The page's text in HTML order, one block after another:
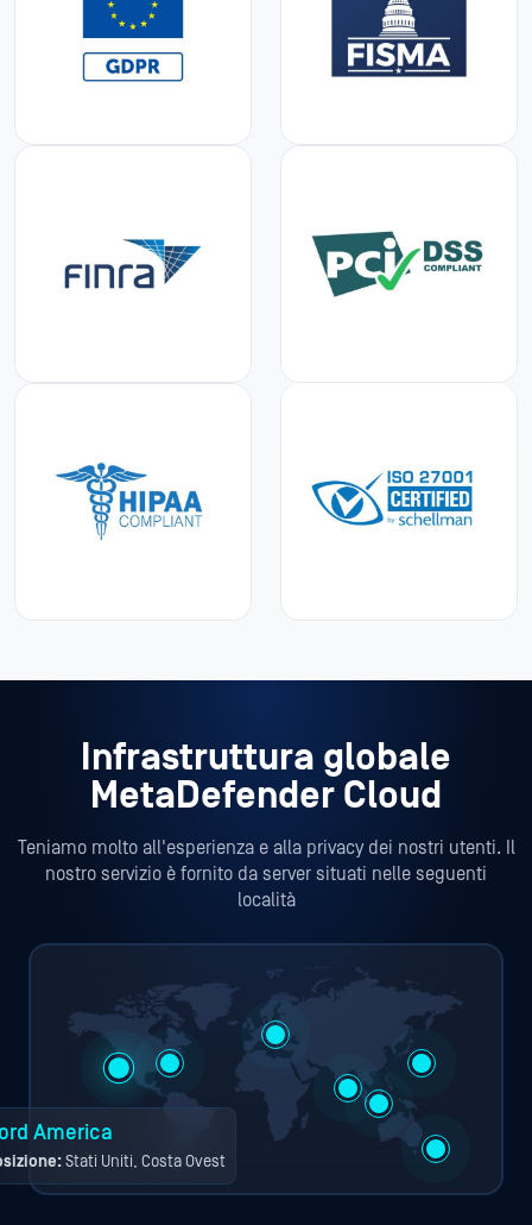
Infrastruttura globale
MetaDefender Cloud
Teniamo molto all'esperienza e alla privacy dei nostri utenti. Il
nostro servizio è fornito da server situati nelle seguenti
località
America
Stati Uniti, Costa Ovest